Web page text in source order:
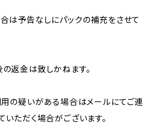
は予告なしにパックの補充をさせて
返金は致しかねます。
用の疑いがある場合はメールにてご連
いただく場合がございます。